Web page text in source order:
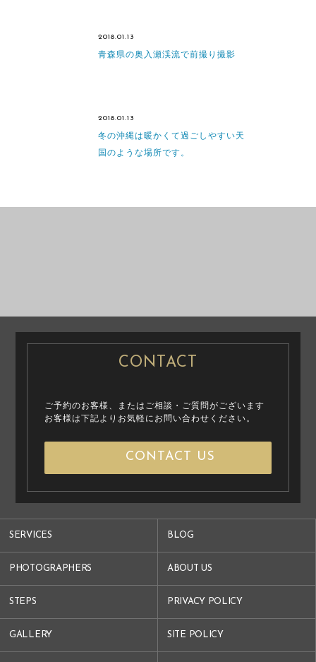
2018.01.13
青森県の奥入瀬渓流で前撮り撮影
2018.01.13
冬の沖縄は暖かくて過ごしやすい天
国のような場所です。
SERVICES
PHOTOGRAPHERS
STEPS
GALLERY
BLOG
ABOUT US
PRIVACY POLICY
SITE POLICY
CONTACT
ご予約のお客様、またはご相談・ご質問がございます
お客様は下記よりお気軽にお問い合わせください。
CONTACT US